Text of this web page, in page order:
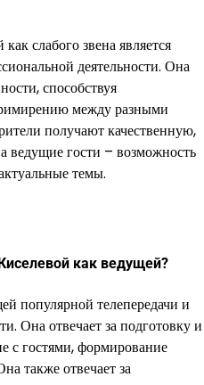
слабого звена является
деятельности. Она
способствуя
между разными
получают качественную,
гости – возможность
темы.
как ведущей?
популярной телепередачи и
Она отвечает за подготовку и
с гостями, формирование
также отвечает за